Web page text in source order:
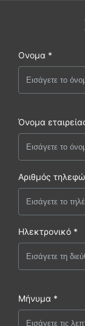
Ονομα *
Όνομα
Αριθμός
Ηλεκτρονικό *
Μήνυμα *